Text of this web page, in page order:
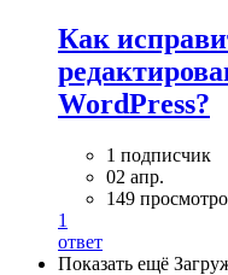
Как
WordPress?
1 подписчик
02 апр.
149
1
ответ
Показать ещё